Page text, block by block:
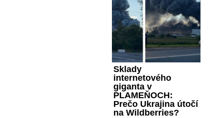
Sklady
internetového
giganta v
PLAMEŇOCH:
Prečo Ukrajina útočí
na Wildberries?